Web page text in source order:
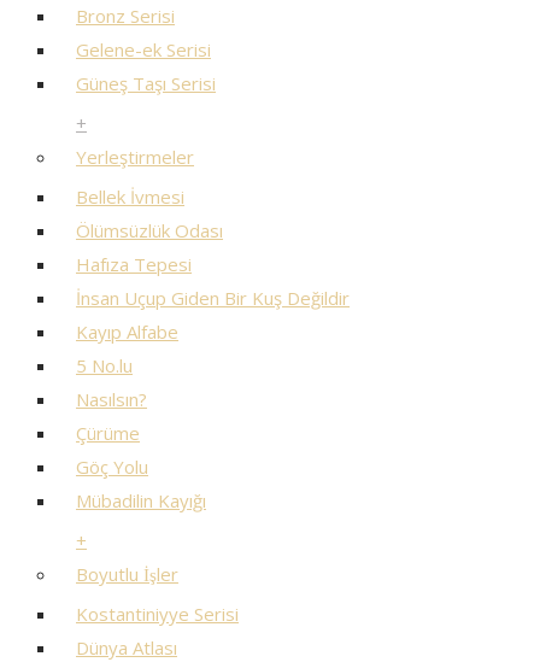
Bronz Serisi
Gelene-ek Serisi
Güneş Taşı Serisi
+
Yerleştirmeler
Bellek İvmesi
Ölümsüzlük Odası
Hafıza Tepesi
İnsan Uçup Giden Bir Kuş Değildir
Kayıp Alfabe
5 No.lu
Nasılsın?
Çürüme
Göç Yolu
Mübadilin Kayığı
+
Boyutlu İşler
Kostantiniyye Serisi
Dünya Atlası